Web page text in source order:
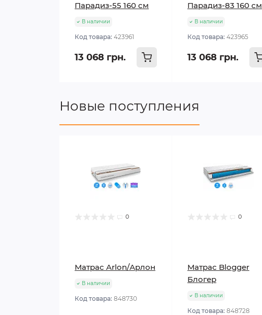
Парадиз-55 160 см
В наличии
Код товара: 423961
13 068 грн.
Парадиз-83 160 см
В наличии
Код товара: 423965
13 068 грн.
Новые поступления
0
Матрас Arlon/Арлон
В наличии
Код товара: 848730
0
Матрас Blogger
Блогер
В наличии
Код товара: 848728